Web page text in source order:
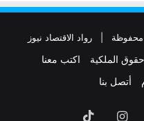
رواد الاقتصاد نيوز
حقوق الملكية
اكتب معنا
أتصل بنا
انستقرام